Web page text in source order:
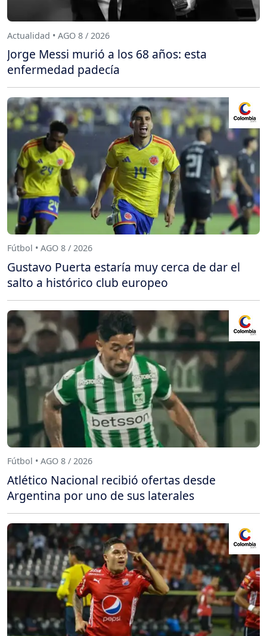
Actualidad • AGO 8 / 2026
Jorge Messi murió a los 68 años: esta
enfermedad padecía
Fútbol • AGO 8 / 2026
Gustavo Puerta estaría muy cerca de dar el
salto a histórico club europeo
Fútbol • AGO 8 / 2026
Atlético Nacional recibió ofertas desde
Argentina por uno de sus laterales